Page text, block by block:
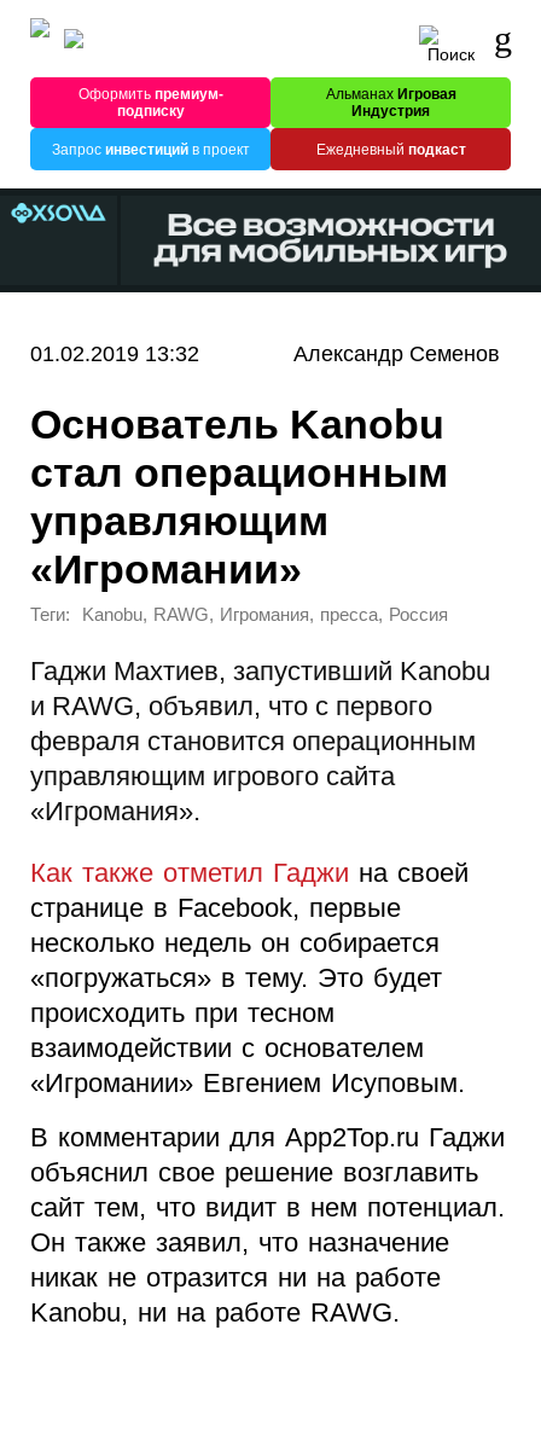
Оформитьпремиум-
подписку
Альманах Игровая
Индустрия
Запрос инвестицийв проект Ежедневный подкаст
01.02.2019 13:32 Александр Семенов
Основатель Kanobu
стал операционным
управляющим
«Игромании»
Теги: Kanobu, RAWG, Игромания, пресса, Россия
Гаджи Махтиев, запустивший Kanobu
и RAWG, объявил, что с первого
февраля становится операционным
управляющим игрового сайта
«Игромания».
Как также отметил Гаджи на своей
странице в Facebook, первые
несколько недель он собирается
«погружаться» в тему. Это будет
происходить при тесном
взаимодействии с основателем
«Игромании» Евгением Исуповым.
В комментарии для App2Top.ru Гаджи
объяснил свое решение возглавить
сайт тем, что видит в нем потенциал.
Он также заявил, что назначение
никак не отразится ни на работе
Kanobu, ни на работе RAWG.